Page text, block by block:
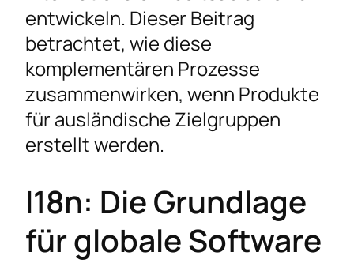
Typische Herausforderungen
Die Rolle der Globalisierung im I18n und L10n
Prozess
Werkzeuge und Technologien für effiziente
I18n und L10n
Zukunftsperspektiven
Internationalisierung
entwickeln. Dieser Beitrag
betrachtet, wie diese
komplementären Prozesse
zusammenwirken, wenn Produkte
für ausländische Zielgruppen
erstellt werden.
I18n: Die Grundlage
für globale Software